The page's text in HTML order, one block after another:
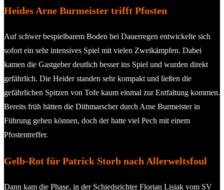
Heides Arne Burmeister trifft Pfosten
Auf schwer bespielbarem Boden bei Dauerregen entwickelte sich
sofort ein sehr intensives Spiel mit vielen Zweikämpfen. Dabei
kamen die Gastgeber deutlich besser ins Spiel und wurden direkt
gefährlich. Die Heider standen sehr kompakt und ließen die
gefährlichen Spitzen von Tofe kaum einmal zur Entfaltung kommen.
Bereits früh hätten die Dithmarscher durch Arne Burmeister in
Führung gehen können, doch der hatte viel Pech mit einem
Pfostentreffer.
Gelb-Rot für Patrick Storb nach Allerweltsfoul
Dann kam die Phase, in der Schiedsrichter Florian Lisiak vom SV